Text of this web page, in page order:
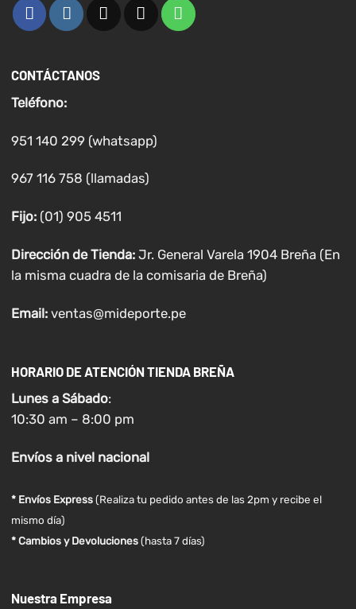
CONTÁCTANOS
Teléfono:
951 140 299 (whatsapp)
967 116 758 (llamadas)
Fijo:(01) 905 4511
Dirección de Tienda: Jr. General Varela 1904 Breña (En
la misma cuadra de la comisaria de Breña)
Email: ventas@mideporte.pe
HORARIO DE ATENCIÓN TIENDA BREÑA
Lunes a Sábado:
10:30 am – 8:00 pm
Envíosa nivel nacional
* Envíos Express(Realiza tu pedido antes de las 2pm y recibe el
mismo día)
* Cambios y Devoluciones (hasta 7 días)
Nuestra Empresa